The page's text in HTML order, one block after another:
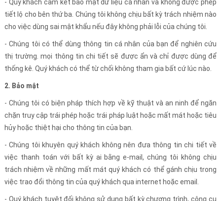
- Quý khách cam kết bảo mật dữ liệu cá nhân và không được phép
tiết lộ cho bên thứ ba. Chúng tôi không chịu bất kỳ trách nhiệm nào
cho việc dùng sai mật khẩu nếu đây không phải lỗi của chúng tôi.
- Chúng tôi có thể dùng thông tin cá nhân của bạn để nghiên cứu
thị trường. mọi thông tin chi tiết sẽ được ẩn và chỉ được dùng để
thống kê. Quý khách có thể từ chối không tham gia bất cứ lúc nào.
2. Bảo mật
- Chúng tôi có biện pháp thích hợp về kỹ thuật và an ninh để ngăn
chặn truy cập trái phép hoặc trái pháp luật hoặc mất mát hoặc tiêu
hủy hoặc thiệt hại cho thông tin của bạn.
- Chúng tôi khuyên quý khách không nên đưa thông tin chi tiết về
việc thanh toán với bất kỳ ai bằng e-mail, chúng tôi không chịu
trách nhiệm về những mất mát quý khách có thể gánh chịu trong
việc trao đổi thông tin của quý khách qua internet hoặc email.
- Quý khách tuyệt đối không sử dụng bất kỳ chương trình, công cụ